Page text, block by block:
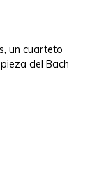
un cuarteto
del Bach